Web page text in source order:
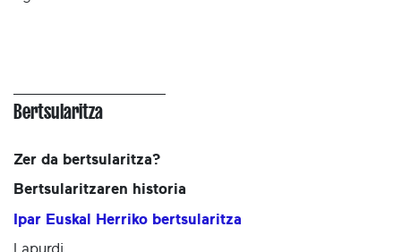
Bertsularitza
Zer da bertsularitza?
Bertsularitzaren historia
Ipar Euskal Herriko bertsularitza